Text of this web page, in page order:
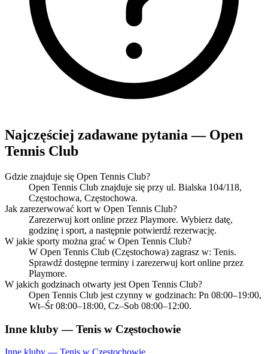
Najczęściej zadawane pytania — Open
Tennis Club
Gdzie znajduje się Open Tennis Club?
Open Tennis Club znajduje się przy ul. Bialska 104/118,
Częstochowa, Częstochowa.
Jak zarezerwować kort w Open Tennis Club?
Zarezerwuj kort online przez Playmore. Wybierz datę,
godzinę i sport, a następnie potwierdź rezerwację.
W jakie sporty można grać w Open Tennis Club?
W Open Tennis Club (Częstochowa) zagrasz w: Tenis.
Sprawdź dostępne terminy i zarezerwuj kort online przez
Playmore.
W jakich godzinach otwarty jest Open Tennis Club?
Open Tennis Club jest czynny w godzinach: Pn 08:00–19:00,
Wt–Śr 08:00–18:00, Cz–Sob 08:00–12:00.
Inne kluby — Tenis w Częstochowie